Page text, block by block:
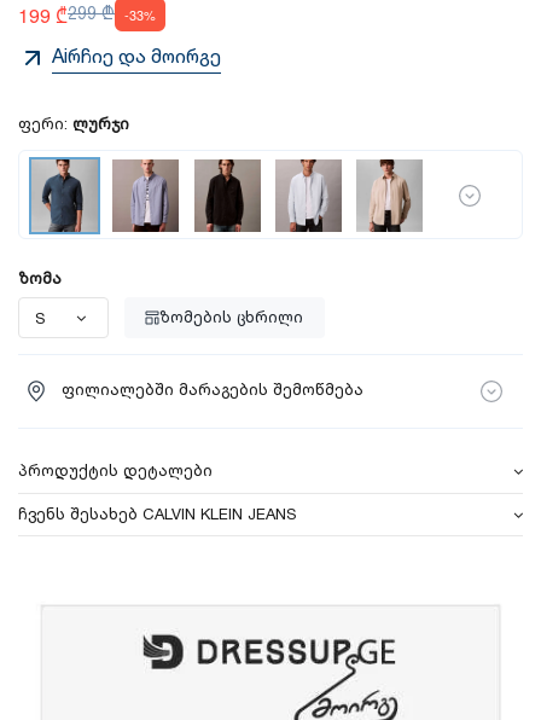
199 ₾299 ₾ -33%
Aiრჩიე და მოირგე
ფერი: ლურჯი
ზომა
ზომების ცხრილი
ფილიალებში მარაგების შემოწმება
პროდუქტის დეტალები
ჩვენს შესახებ CALVIN KLEIN JEANS